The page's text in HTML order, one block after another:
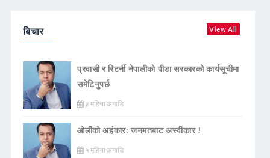
बिचार View All
प्रवासी र रिटर्नी नेपालीको पीडा सरकारको कार्यसूचीमा
समेटिनुपर्छ
४ महिना अगाडि
ओलीको अहंकार: जनमतबाट अस्वीकार !
५ महिना अगाडि